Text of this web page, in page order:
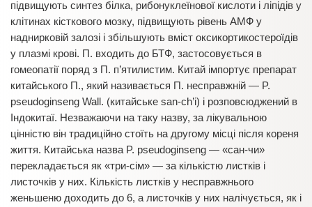
підвищують синтез білка, рибонуклеїнової кислоти і ліпідів у
клітинах кісткового мозку, підвищують рівень АМФ у
наднирковій залозі і збільшують вміст оксикортикостероїдів
у плазмі крові. П. входить до БТФ, застосовується в
гомеопатії поряд з П. п’ятилистим. Китай імпортує препарат
китайського П., який називається П. несправжній — P.
pseudoginseng Wall. (китайське sаn-сh’і) і розповсюджений в
Індокитаї. Незважаючи на таку назву, за лікувальною
цінністю він традиційно стоїть на другому місці після кореня
життя. Китайська назва P. pseudoginseng — «сан-чи»
перекладається як «три-сім» — за кількістю листків і
листочків у них. Кількість листків у несправжнього
женьшеню доходить до 6, а листочків у них налічується, як і